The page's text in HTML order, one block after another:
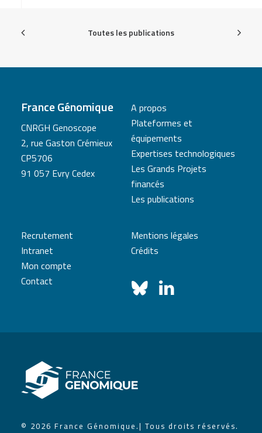
Toutes les publications
France Génomique
CNRGH Genoscope
2, rue Gaston Crémieux
CP5706
91 057 Evry Cedex
A propos
Plateformes et
équipements
Expertises technologiques
Les Grands Projets
financés
Les publications
Recrutement
Intranet
Mon compte
Contact
Mentions légales
Crédits
© 2026 France Génomique.| Tous droits réservés.